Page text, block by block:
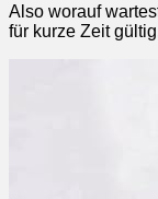
Also worauf
für kurze Zeit